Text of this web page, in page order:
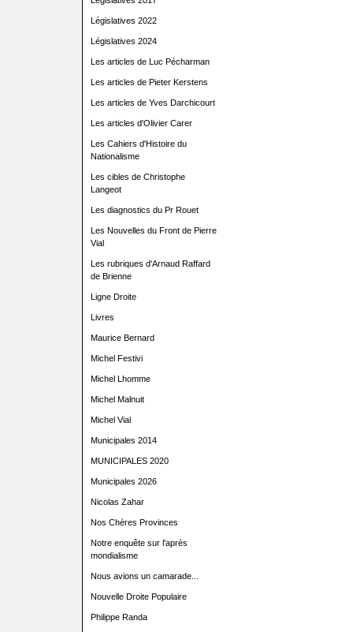
Législatives 2022
Législatives 2024
Les articles de Luc Pécharman
Les articles de Pieter Kerstens
Les articles de Yves Darchicourt
Les articles d'Olivier Carer
Les Cahiers d'Histoire du
Nationalisme
Les cibles de Christophe
Langeot
Les diagnostics du Pr Rouet
Les Nouvelles du Front de Pierre
Vial
Les rubriques d'Arnaud Raffard
de Brienne
Ligne Droite
Livres
Maurice Bernard
Michel Festivi
Michel Lhomme
Michel Malnuit
Michel Vial
Municipales 2014
MUNICIPALES 2020
Municipales 2026
Nicolas Zahar
Nos Chères Provinces
Notre enquête sur l'après
mondialisme
Nous avions un camarade...
Nouvelle Droite Populaire
Philippe Randa